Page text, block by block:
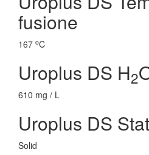
fusione
167 oC
Uroplus DS H2
610 mg / L
Uroplus DS
Solid